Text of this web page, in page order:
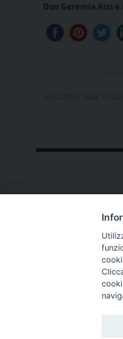
Don Geremia Acri
« Incontro sulla
76123 -
+39
+39